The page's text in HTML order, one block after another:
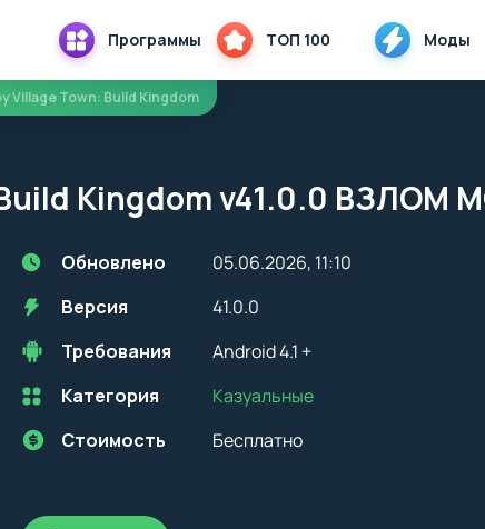
Программы ТОП 100 Моды
Village Town: Build Kingdom
Kingdom v41.0.0 ВЗЛОМ
Обновлено
05.06.2026, 11:10
Версия
41.0.0
Требования
Android 4.1 +
Перед установкой приложения на устройство с Android, стоит
учитывать версию OS. Мы всегда указываем минимальные
Категория
Казуальные
Стоимость
Бесплатно